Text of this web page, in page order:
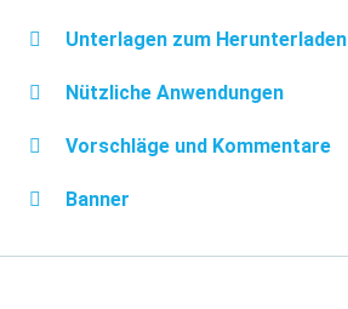
Unterlagen zum Herunterladen
Nützliche Anwendungen
Vorschläge und Kommentare
Banner